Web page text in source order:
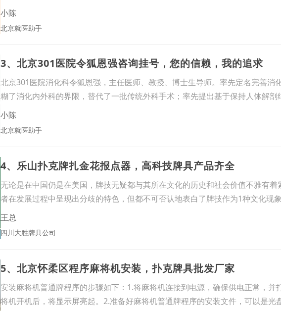
疗的
小陈
北京就医助手
3、北京301医院令狐恩强咨询挂号，您的信赖，我的追求
北京301医院消化科令狐恩强，主任医师、教授、博士生导师。率先定名完善消
糊了消化内外科的界限，替代了一批传统外科手术；率先提出基于保持人体解剖
到
小陈
北京就医助手
4、乐山扑克牌扎金花报点器，高科技牌具产品齐全
无论是在中国仍是在美国，牌技无疑都与其所在文化的历史和社会价值不雅有着
者在发展过程中呈现出分歧的特色，但都不可否认地表白了牌技作为1种文化现
游戏
王总
四川大胜牌具公司
5、北京怀柔区程序麻将机安装，扑克牌具批发厂家
安装麻将机普通牌程序的步骤如下：1.将麻将机连接到电源，确保供电正常，并
将机开机后，将显示屏亮起。2.准备好麻将机普通牌程序的安装文件，可以是光